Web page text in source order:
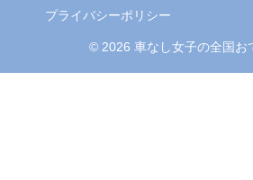
プライバシーポリシー
© 2026 車なし女子の全国お